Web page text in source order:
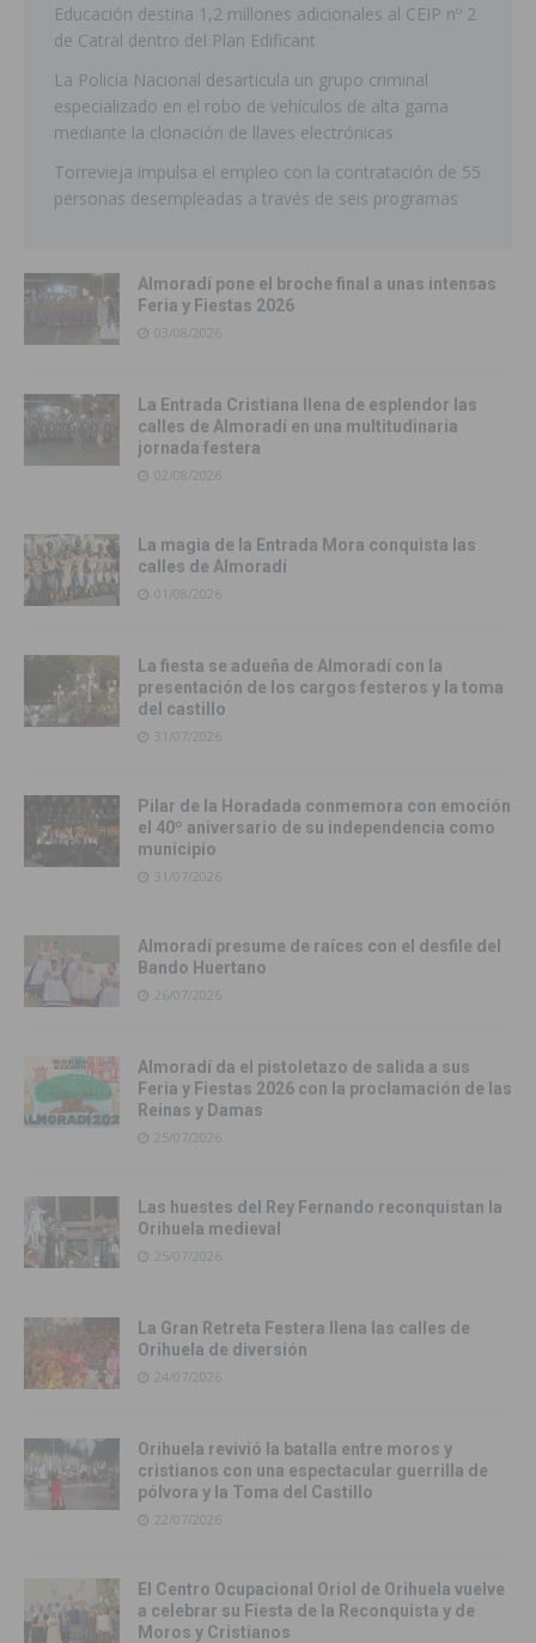
Educación destina 1,2 millones adicionales al CEIP nº 2
de Catral dentro del Plan Edificant
La Policía Nacional desarticula un grupo criminal
especializado en el robo de vehículos de alta gama
mediante la clonación de llaves electrónicas
Torrevieja impulsa el empleo con la contratación de 55
personas desempleadas a través de seis programas
Almoradí pone el broche final a unas intensas
Feria y Fiestas 2026
03/08/2026
La Entrada Cristiana llena de esplendor las
calles de Almoradí en una multitudinaria
jornada festera
02/08/2026
La magia de la Entrada Mora conquista las
calles de Almoradí
01/08/2026
La fiesta se adueña de Almoradí con la
presentación de los cargos festeros y la toma
del castillo
31/07/2026
Pilar de la Horadada conmemora con emoción
el 40º aniversario de su independencia como
municipio
31/07/2026
Almoradí presume de raíces con el desfile del
Bando Huertano
26/07/2026
Almoradí da el pistoletazo de salida a sus
Feria y Fiestas 2026 con la proclamación de las
Reinas y Damas
25/07/2026
Las huestes del Rey Fernando reconquistan la
Orihuela medieval
25/07/2026
La Gran Retreta Festera llena las calles de
Orihuela de diversión
24/07/2026
Orihuela revivió la batalla entre moros y
cristianos con una espectacular guerrilla de
pólvora y la Toma del Castillo
22/07/2026
El Centro Ocupacional Oriol de Orihuela vuelve
a celebrar su Fiesta de la Reconquista y de
Moros y Cristianos